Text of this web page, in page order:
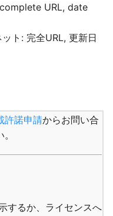
URL, date
ト: 完全URL, 更新日
許諾申請からお問い合
するか、ライセンスへ